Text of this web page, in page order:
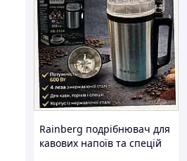
Rainberg подрібнювач для
кавових напоїв та спецій